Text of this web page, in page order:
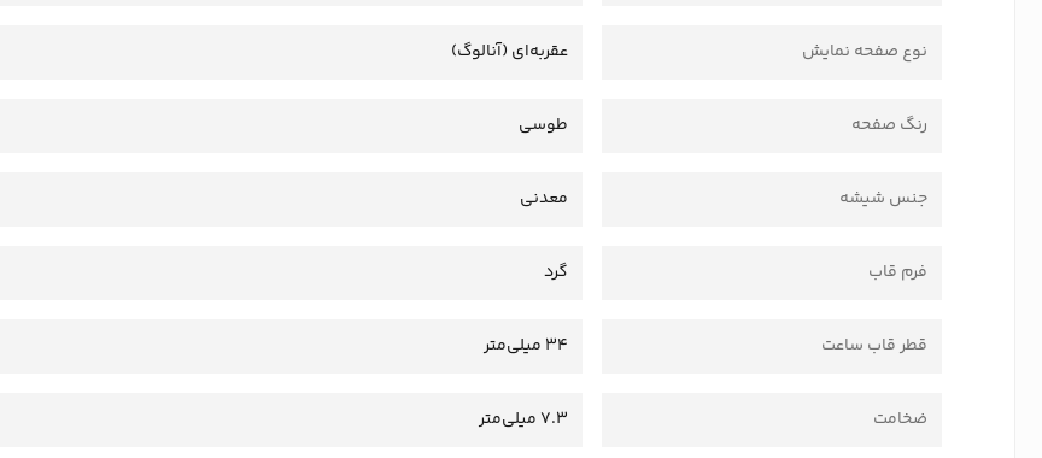
نوع صفحه نمایش عقربه‌ای (آنالوگ)
رنگ صفحه طوسی
جنس شیشه معدنی
فرم قاب گرد
قطر قاب ساعت 34 میلی‌متر
ضخامت 7.3 میلی‌متر